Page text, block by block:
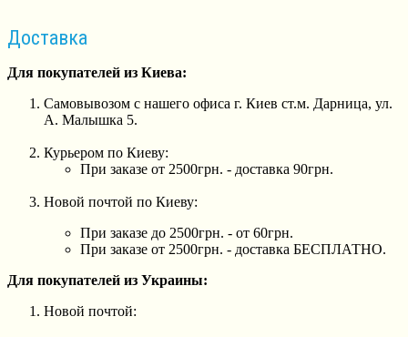
Доставка
Для покупателей из Киева:
Самовывозом с нашего офиса г. Киев ст.м. Дарница, ул.
А. Малышка 5.
Курьером по Киеву:
При заказе от 2500грн. - доставка 90грн.
Новой почтой по Киеву:
При заказе до 2500грн. - от 60грн.
При заказе от 2500грн. - доставка БЕСПЛАТНО.
Для покупателей из Украины:
Новой почтой: